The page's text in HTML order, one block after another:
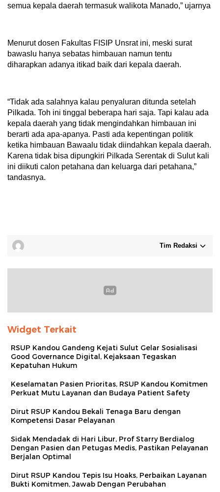
semua kepala daerah termasuk walikota Manado,” ujarnya
Menurut dosen Fakultas FISIP Unsrat ini, meski surat
bawaslu hanya sebatas himbauan namun tentu
diharapkan adanya itikad baik dari kepala daerah.
“Tidak ada salahnya kalau penyaluran ditunda setelah
Pilkada. Toh ini tinggal beberapa hari saja. Tapi kalau ada
kepala daerah yang tidak mengindahkan himbauan ini
berarti ada apa-apanya. Pasti ada kepentingan politik
ketika himbauan Bawaalu tidak diindahkan kepala daerah.
Karena tidak bisa dipungkiri Pilkada Serentak di Sulut kali
ini diikuti calon petahana dan keluarga dari petahana,”
tandasnya.
Tim Redaksi
Widget Terkait
RSUP Kandou Gandeng Kejati Sulut Gelar Sosialisasi
Good Governance Digital, Kejaksaan Tegaskan
Kepatuhan Hukum
Keselamatan Pasien Prioritas, RSUP Kandou Komitmen
Perkuat Mutu Layanan dan Budaya Patient Safety
Dirut RSUP Kandou Bekali Tenaga Baru dengan
Kompetensi Dasar Pelayanan
Sidak Mendadak di Hari Libur, Prof Starry Berdialog
Dengan Pasien dan Petugas Medis, Pastikan Pelayanan
Berjalan Optimal
Dirut RSUP Kandou Tepis Isu Hoaks, Perbaikan Layanan
Bukti Komitmen, Jawab Dengan Perubahan